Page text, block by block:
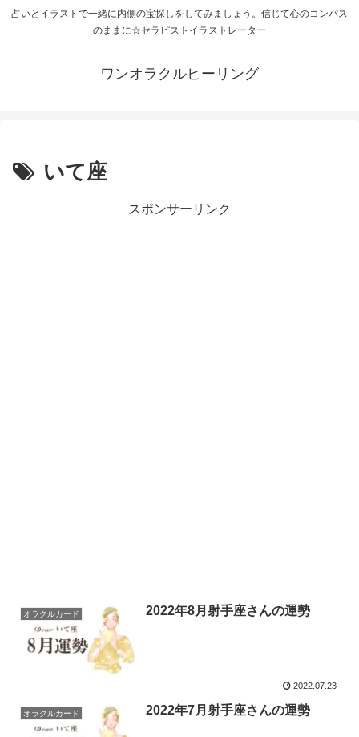
占いとイラストで一緒に内側の宝探しをしてみましょう。信じて心のコンパス
のままに☆セラピストイラストレーター
ワンオラクルヒーリング
いて座
スポンサーリンク
オラクルカード 2022年8月射手座さんの運勢
2022.07.23
オラクルカード 2022年7月射手座さんの運勢